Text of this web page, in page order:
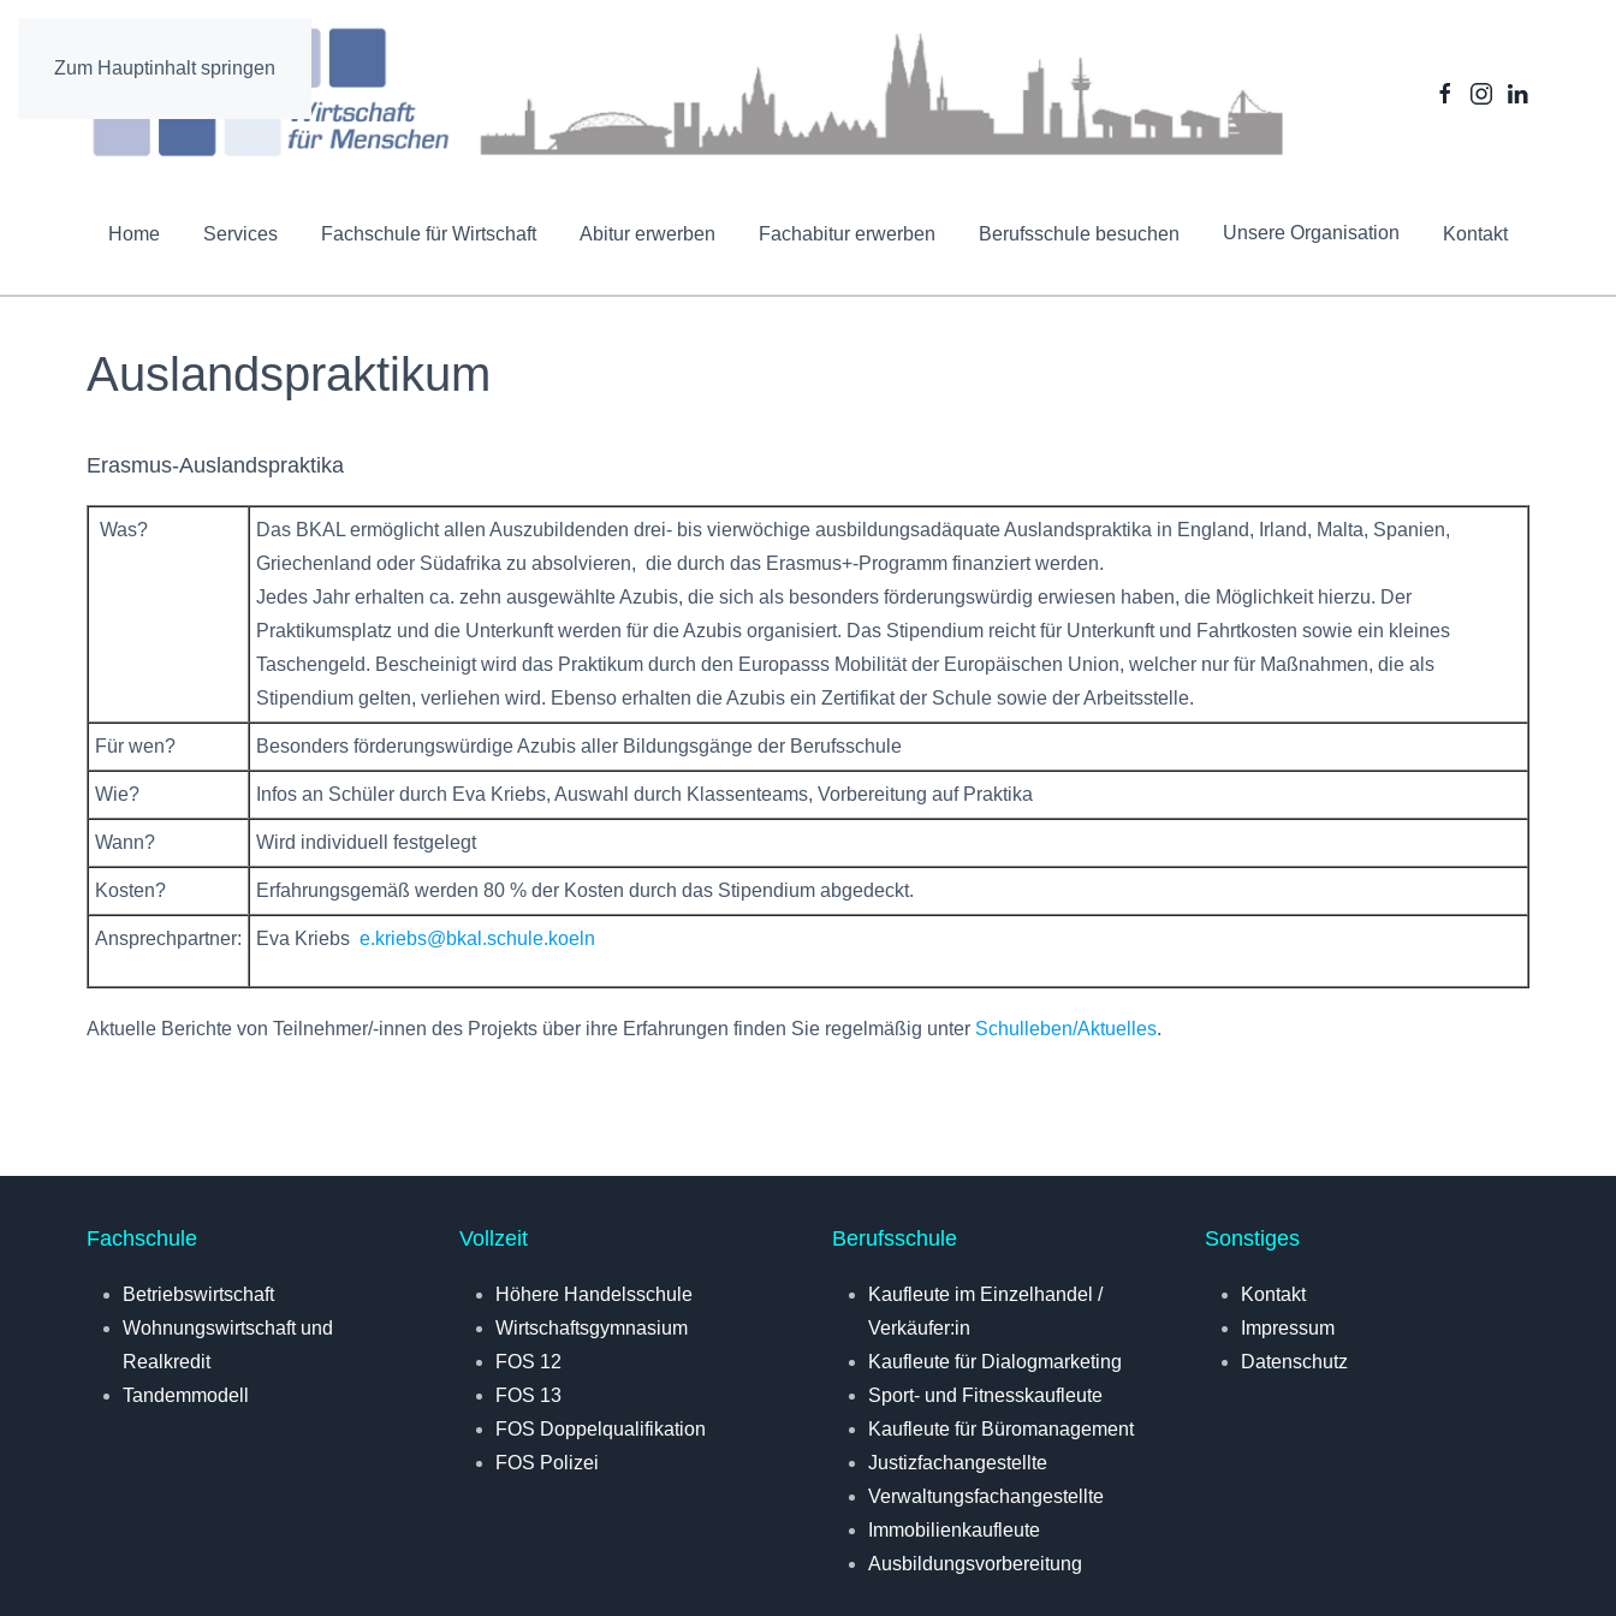
Zum Hauptinhalt springen
Home Services Fachschule für Wirtschaft Abitur erwerben Fachabitur erwerben Berufsschule besuchen Unsere Organisation Kontakt
Auslandspraktikum
Erasmus-Auslandspraktika
Was?
Das BKAL ermöglicht allen Auszubildenden drei- bis vierwöchige ausbildungsadäquate Auslandspraktika in England, Irland, Malta, Spanien,
Griechenland oder Südafrika zu absolvieren, die durch das Erasmus+-Programm finanziert werden.
Jedes Jahr erhalten ca. zehn ausgewählte Azubis, die sich als besonders förderungswürdig erwiesen haben, die Möglichkeit hierzu. Der
Praktikumsplatz und die Unterkunft werden für die Azubis organisiert. Das Stipendium reicht für Unterkunft und Fahrtkosten sowie ein kleines
Taschengeld. Bescheinigt wird das Praktikum durch den Europasss Mobilität der Europäischen Union, welcher nur für Maßnahmen, die als
Stipendium gelten, verliehen wird. Ebenso erhalten die Azubis ein Zertifikat der Schule sowie der Arbeitsstelle.
Für wen? Besonders förderungswürdige Azubis aller Bildungsgänge der Berufsschule
Wie? Infos an Schüler durch Eva Kriebs, Auswahl durch Klassenteams, Vorbereitung auf Praktika
Wann? Wird individuell festgelegt
Kosten? Erfahrungsgemäß werden 80 % der Kosten durch das Stipendium abgedeckt.
Ansprechpartner: Eva Kriebs e.kriebs@bkal.schule.koeln
Aktuelle Berichte von Teilnehmer/-innen des Projekts über ihre Erfahrungen finden Sie regelmäßig unter Schulleben/Aktuelles.
Fachschule
Betriebswirtschaft
Wohnungswirtschaft und
Realkredit
Tandemmodell
Vollzeit
Höhere Handelsschule
Wirtschaftsgymnasium
FOS 12
FOS 13
FOS Doppelqualifikation
FOS Polizei
Berufsschule
Kaufleute im Einzelhandel /
Verkäufer:in
Kaufleute für Dialogmarketing
Sport- und Fitnesskaufleute
Kaufleute für Büromanagement
Justizfachangestellte
Verwaltungsfachangestellte
Immobilienkaufleute
Ausbildungsvorbereitung
Sonstiges
Kontakt
Impressum
Datenschutz